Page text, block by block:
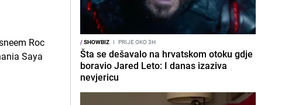
/SHOWBIZ I PRIJE OKO 3H
Šta se dešavalo na hrvatskom otoku gdje
boravio Jared Leto: I danas izaziva
nevjericu